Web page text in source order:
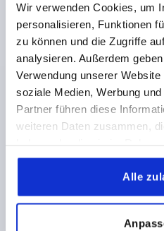
Wir verwenden Cookies, um
personalisieren, Funktionen
zu können und die Zugriffe
analysieren. Außerdem
Verwendung unserer
soziale Medien, Werbung
Partner führen diese
weiteren Daten zusammen,
gesammelt haben.
Alle
STERNGRIFF ÄHNLICH
D1=32, FORM:H,
KOMP:STAHL BLAU-
RAL7035
K0155.1065
0,74 CHF